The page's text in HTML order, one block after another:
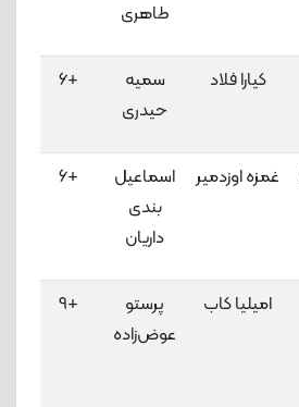
طاهری
کیارا فلاد
سمیه
حیدری
+6
غمزه اوزدمیر
اسماعیل
بندی
‌داریان
+6
امیلیا کاب
پرستو
عوض‌زاده
+9